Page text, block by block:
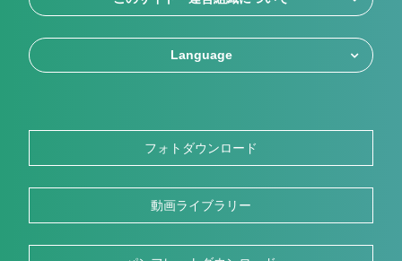
Language
フォトダウンロード
動画ライブラリー